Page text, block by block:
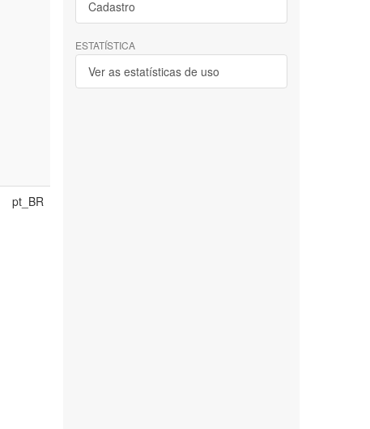
pt_BR
Cadastro
ESTATÍSTICA
Ver as estatísticas de uso